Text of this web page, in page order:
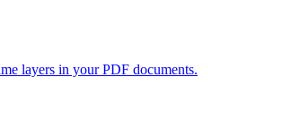
layers in your PDF documents.